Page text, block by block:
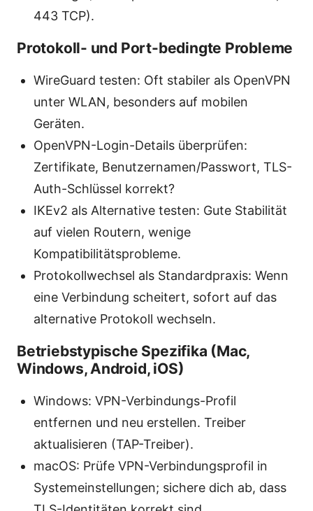
443 TCP).
Protokoll- und Port-bedingte Probleme
WireGuard testen: Oft stabiler als OpenVPN
unter WLAN, besonders auf mobilen
Geräten.
OpenVPN-Login-Details überprüfen:
Zertifikate, Benutzernamen/Passwort, TLS-
Auth-Schlüssel korrekt?
IKEv2 als Alternative testen: Gute Stabilität
auf vielen Routern, wenige
Kompatibilitätsprobleme.
Protokollwechsel als Standardpraxis: Wenn
eine Verbindung scheitert, sofort auf das
alternative Protokoll wechseln.
Betriebstypische Spezifika (Mac,
Windows, Android, iOS)
Windows: VPN-Verbindungs-Profil
entfernen und neu erstellen. Treiber
aktualisieren (TAP-Treiber).
macOS: Prüfe VPN-Verbindungsprofil in
Systemeinstellungen; sichere dich ab, dass